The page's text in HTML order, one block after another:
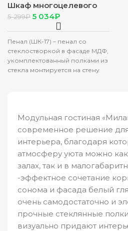
Шкаф многоцелевого
назначения “Милан”
ТБ-17 сонома/белый
5 299₽ 5 034₽
Пенал (ШК-17) – пенал со
стеклостворкой в фасаде МДФ,
укомплектованный полками из
стекла монтируется на стену
Модульная гостиная
современное решение
интерьера, благодаря
атмосферу уюта можно
залах, так и в
-эффектное сочетание
сонома и фасада белый
очень самодостаточно и
прочные стеклянные
визуально придают